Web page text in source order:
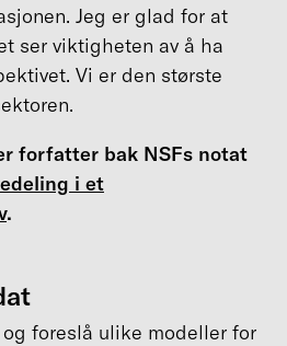
Jeg er glad for at
ser viktigheten av å ha
Vi er den største
forfatter bak NSFs notat
i et
.
foreslå ulike modeller for